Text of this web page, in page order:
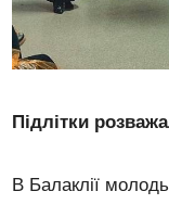
Підлітки
В Балаклії